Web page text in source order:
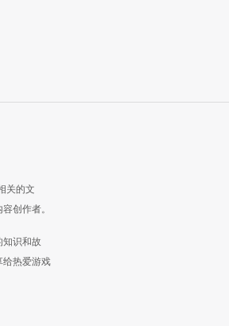
关的文
创作者。
识和故
给热爱游戏